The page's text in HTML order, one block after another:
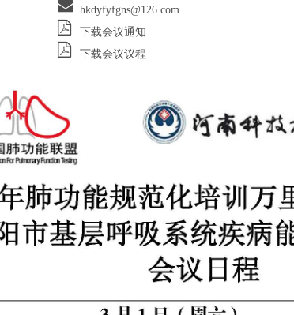
hkdyfyfgns@126.com
下载会议通知
下载会议议程